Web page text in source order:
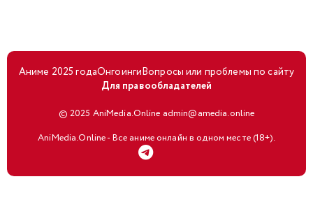
Аниме 2025 годаОнгоингиВопросы или проблемы по сайту
Для правообладателей
© 2025 AniMedia.Online admin@amedia.online
AniMedia.Online - Все аниме онлайн в одном месте (18+).